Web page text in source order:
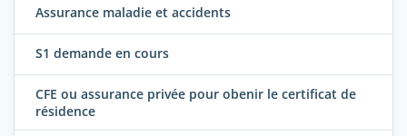
Assurance maladie et accidents
S1 demande en cours
CFE ou assurance privée pour obenir le certificat de
résidence